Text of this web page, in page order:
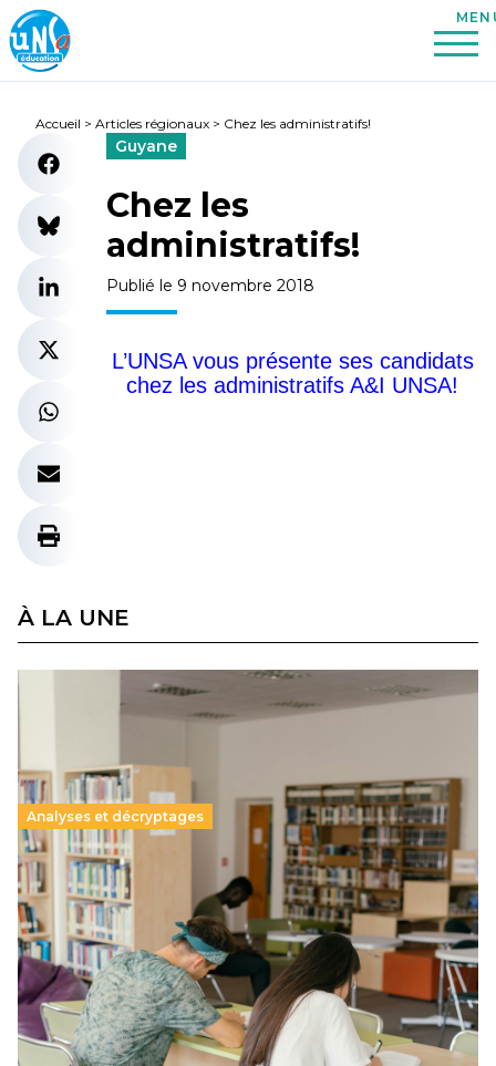
Accueil > Articles régionaux > Chez les administratifs!
Guyane
Chez les
administratifs!
Publié le 9 novembre 2018
L’UNSA vous présente ses candidats
chez les administratifs A&I UNSA!
À LA UNE
Analyses et décryptages
Supérieur privé : une dérive qui met à mal la
promesse républicaine
11 juillet 2026-
Le projet de loi sur la régulation de l’enseignement
supérieur privé met en lumière l’amplification d’un système
qui relègue l’acte pédagogique au superfétatoire, voire à…
Lire la suite →